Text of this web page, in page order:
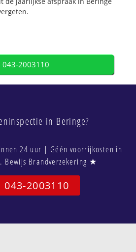
043-2003110
in Beringe?
24 uur | Géén voorrijkosten in
Bewijs Brandverzekering ★
043-2003110